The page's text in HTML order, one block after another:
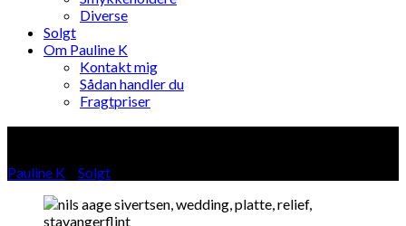
Diverse
Solgt
Om Pauline K
Kontakt mig
Sådan handler du
Fragtpriser
Pauline K Solgt